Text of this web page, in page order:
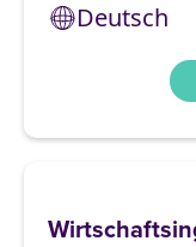
Deutsch